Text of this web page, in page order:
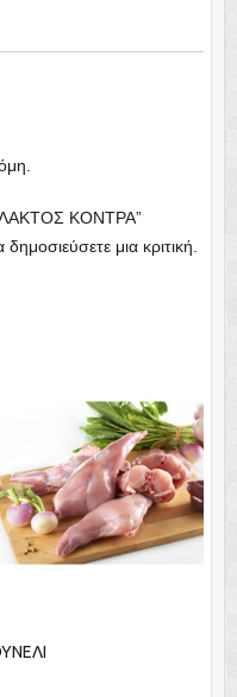
ΚΟΝΤΡΑ”
δημοσιεύσετε μια κριτική.